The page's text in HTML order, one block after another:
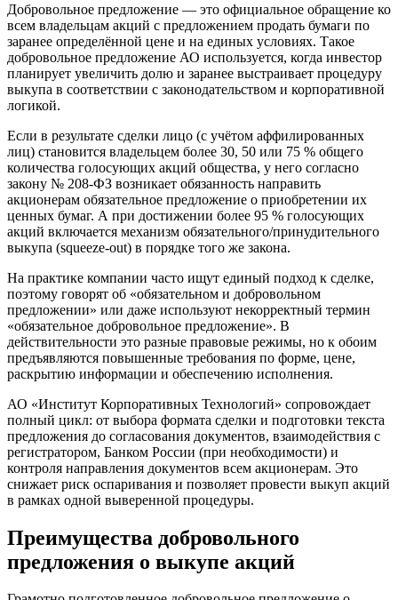
Добровольное предложение — это официальное обращение ко
всем владельцам акций с предложением продать бумаги по
заранее определённой цене и на единых условиях. Такое
добровольное предложение АО используется, когда инвестор
планирует увеличить долю и заранее выстраивает процедуру
выкупа в соответствии с законодательством и корпоративной
логикой.
Если в результате сделки лицо (с учётом аффилированных
лиц) становится владельцем более 30, 50 или 75 % общего
количества голосующих акций общества, у него согласно
закону № 208-ФЗ возникает обязанность направить
акционерам обязательное предложение о приобретении их
ценных бумаг. А при достижении более 95 % голосующих
акций включается механизм обязательного/принудительного
выкупа (squeeze-out) в порядке того же закона.
На практике компании часто ищут единый подход к сделке,
поэтому говорят об «обязательном и добровольном
предложении» или даже используют некорректный термин
«обязательное добровольное предложение». В
действительности это разные правовые режимы, но к обоим
предъявляются повышенные требования по форме, цене,
раскрытию информации и обеспечению исполнения.
АО «Институт Корпоративных Технологий» сопровождает
полный цикл: от выбора формата сделки и подготовки текста
предложения до согласования документов, взаимодействия с
регистратором, Банком России (при необходимости) и
контроля направления документов всем акционерам. Это
снижает риск оспаривания и позволяет провести выкуп акций
в рамках одной выверенной процедуры.
Преимущества добровольного
предложения о выкупе акций